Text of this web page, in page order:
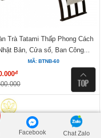
- 32%
Trà Tatami Thấp Phong Cách
Bản, Cửa sổ, Ban Công...
MÃ: BTNB-60
đ
Facebook Chat Zalo